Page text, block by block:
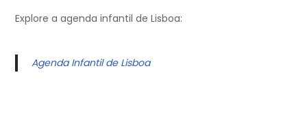
Explore a agenda infantil de Lisboa:
Agenda Infantil de Lisboa